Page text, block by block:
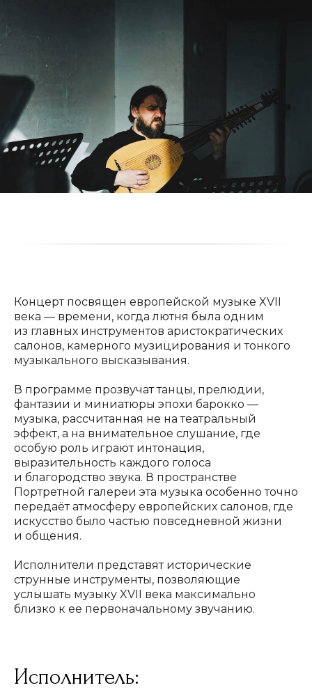
Концерт посвящен европейской музыке XVII
века — времени, когда лютня была одним
из главных инструментов аристократических
салонов, камерного музицирования и тонкого
музыкального высказывания.
В программе прозвучат танцы, прелюдии,
фантазии и миниатюры эпохи барокко —
музыка, рассчитанная не на театральный
эффект, а на внимательное слушание, где
особую роль играют интонация,
выразительность каждого голоса
и благородство звука. В пространстве
Портретной галереи эта музыка особенно точно
передаёт атмосферу европейских салонов, где
искусство было частью повседневной жизни
и общения.
Исполнители представят исторические
струнные инструменты, позволяющие
услышать музыку XVII века максимально
близко к ее первоначальному звучанию.
Исполнитель: